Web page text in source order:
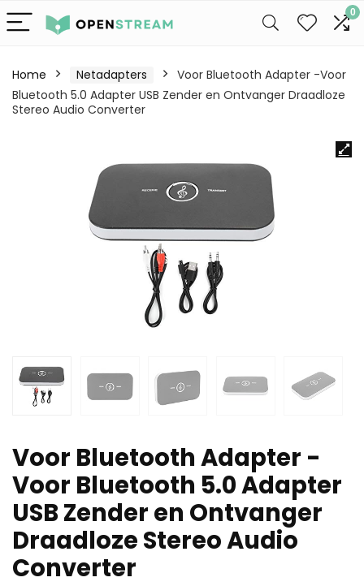
0
Home Netadapters
Voor Bluetooth Adapter -Voor
Bluetooth 5.0 Adapter USB Zender en Ontvanger Draadloze
Stereo Audio Converter
Voor Bluetooth Adapter -
Voor Bluetooth 5.0 Adapter
USB Zender en Ontvanger
Draadloze Stereo Audio
Converter